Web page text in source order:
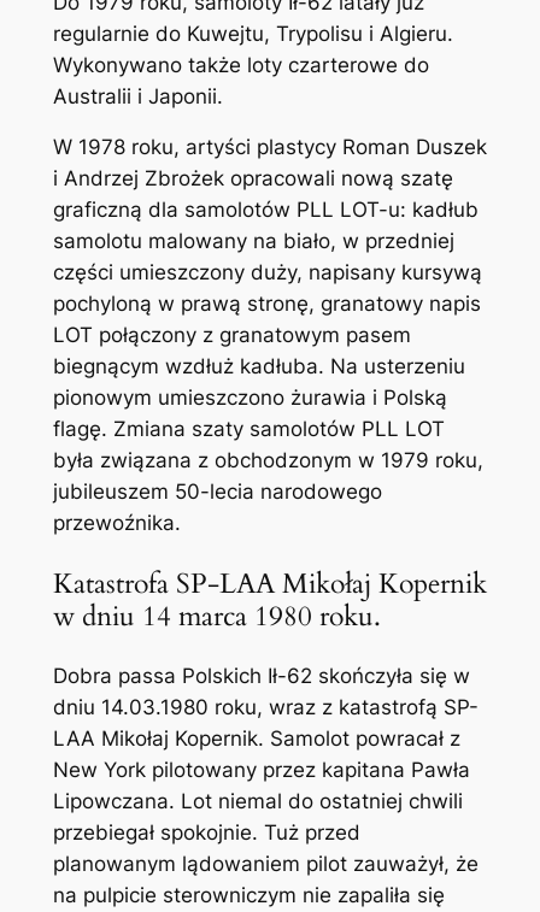
regularnie do Kuwejtu, Trypolisu i Algieru.
Wykonywano także loty czarterowe do
Australii i Japonii.
W 1978 roku, artyści plastycy Roman Duszek
i Andrzej Zbrożek opracowali nową szatę
graficzną dla samolotów PLL LOT-u: kadłub
samolotu malowany na biało, w przedniej
części umieszczony duży, napisany kursywą
pochyloną w prawą stronę, granatowy napis
LOT połączony z granatowym pasem
biegnącym wzdłuż kadłuba. Na usterzeniu
pionowym umieszczono żurawia i Polską
flagę. Zmiana szaty samolotów PLL LOT
była związana z obchodzonym w 1979 roku,
jubileuszem 50-lecia narodowego
przewoźnika.
Katastrofa SP-LAA Mikołaj Kopernik
w dniu 14 marca 1980 roku.
Dobra passa Polskich Ił-62 skończyła się w
dniu 14.03.1980 roku, wraz z katastrofą SP-
LAA Mikołaj Kopernik. Samolot powracał z
New York pilotowany przez kapitana Pawła
Lipowczana. Lot niemal do ostatniej chwili
przebiegał spokojnie. Tuż przed
planowanym lądowaniem pilot zauważył, że
na pulpicie sterowniczym nie zapaliła się